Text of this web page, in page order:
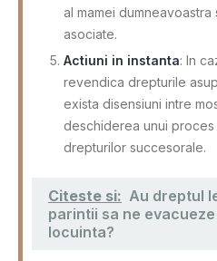
al mamei
asociate.
Actiuni in instanta: In
revendica drepturile
exista disensiuni intre
deschiderea unui proces
drepturilor succesorale.
Citeste si: Au dreptul
parintii sa ne
locuinta?